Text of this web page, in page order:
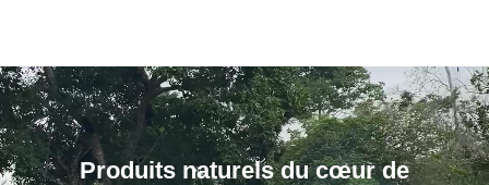
Produits naturels du cœur de